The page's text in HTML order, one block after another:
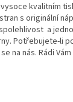
kvalitním
s originální
a
Potřebujete-li
na nás. Rádi